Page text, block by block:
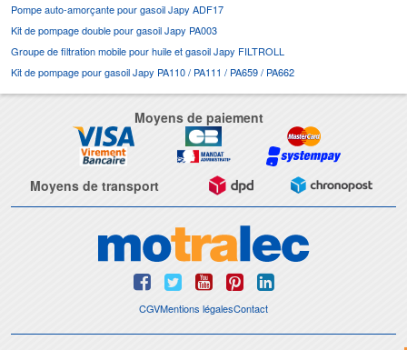
Pompe auto-amorçante pour gasoil Japy ADF17
Kit de pompage double pour gasoil Japy PA003
Groupe de filtration mobile pour huile et gasoil Japy FILTROLL
Kit de pompage pour gasoil Japy PA110 / PA111 / PA659 / PA662
Moyens de paiement
Moyens de transport
CGVMentions légalesContact